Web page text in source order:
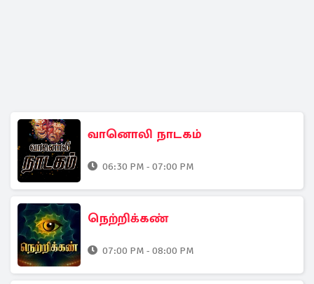
வானொலி நாடகம்
06:30 PM - 07:00 PM
நெற்றிக்கண்
07:00 PM - 08:00 PM